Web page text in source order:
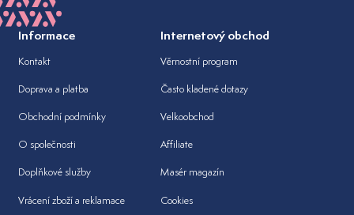
Informace
Kontakt
Doprava a platba
Obchodní podmínky
O společnosti
Doplňkové služby
Vrácení zboží a reklamace
Internetový obchod
Věrnostní program
Často kladené dotazy
Velkoobchod
Affiliate
Masér magazín
Cookies